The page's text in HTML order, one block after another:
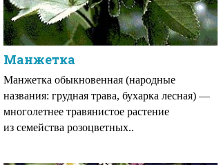
Манжетка
Манжетка обыкновенная (народные
названия: грудная трава, бухарка лесная) —
многолетнее травянистое растение
из семейства розоцветных..